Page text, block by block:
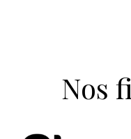
Nos